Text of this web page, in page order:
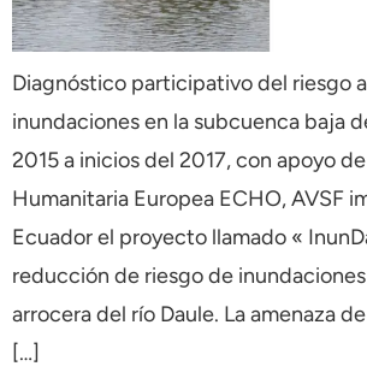
Diagnóstico participativo del riesgo
inundaciones en la subcuenca baja
2015 a inicios del 2017, con apoyo
Humanitaria Europea ECHO, AVSF
Ecuador el proyecto llamado «
reducción de riesgo de
arrocera del río Daule. La amenaza
[…]